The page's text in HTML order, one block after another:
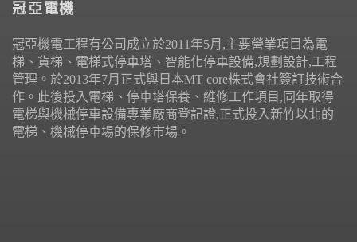
冠亞電機
冠亞機電工程有公司成立於2011年5月,主要營業項目為電
梯、貨梯、電梯式停車塔、智能化停車設備,規劃設計,工程
管理。於2013年7月正式與日本MT core株式會社簽訂技術合
作。此後投入電梯、停車塔保養、維修工作項目,同年取得
電梯與機械停車設備專業廠商登記證,正式投入新竹以北的
電梯、機械停車場的保修市場。